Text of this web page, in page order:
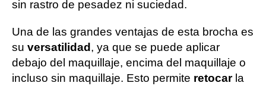
sin rastro de pesadez ni suciedad.
Una de las grandes ventajas de esta brocha es
su versatilidad, ya que se puede aplicar
debajo del maquillaje, encima del maquillaje o
incluso sin maquillaje. Esto permite retocar la